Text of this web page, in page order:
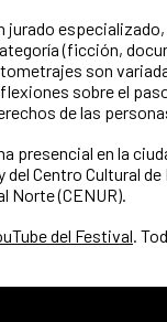
(ficción,
son
sobre el
de las
presencial en la
Centro Cultural de
Norte (CENUR).
del Festival.